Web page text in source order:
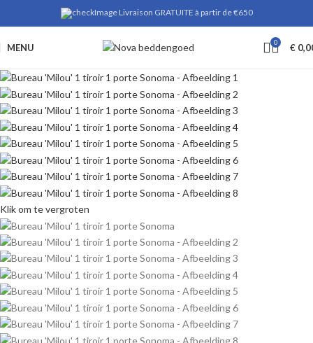
Livraison GRATUITE à partir de €650
MENU 0 €
Klik om te vergroten